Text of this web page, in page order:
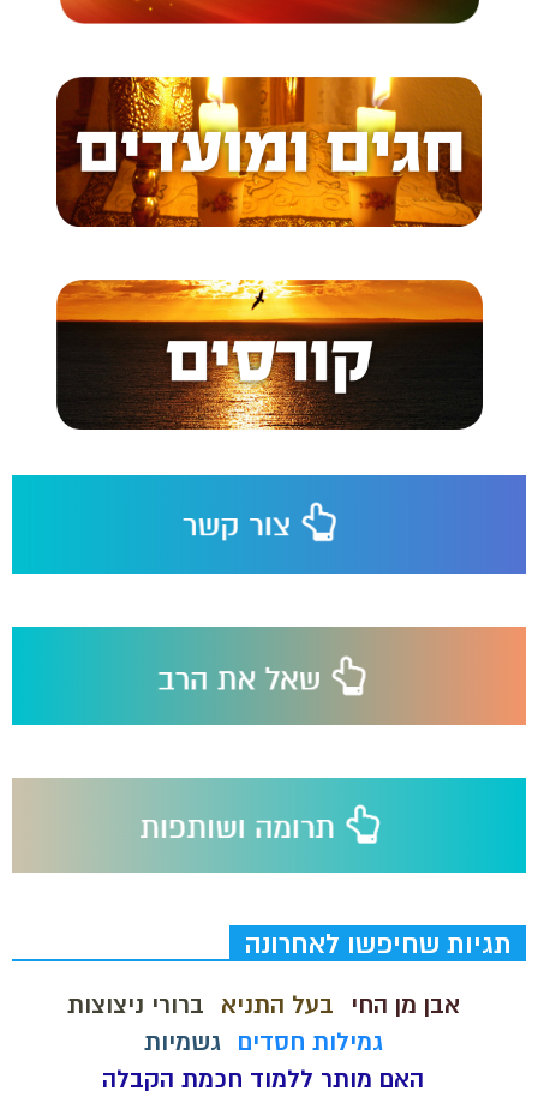
תגיות שחיפשו לאחרונה
אבן מן החי בעל התניא
ברורי ניצוצות
גמילות חסדים
גשמיות
האם מותר ללמוד חכמת הקבלה